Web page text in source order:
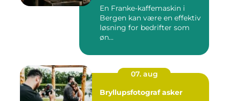
En Franke-kaffemaskin i
Bergen kan være en effektiv
løsning for bedrifter som
øn...
07. aug
Bryllupsfotograf asker